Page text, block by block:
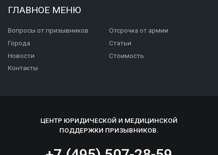
ГЛАВНОЕ МЕНЮ
Вопросы от призывников
Отсрочка от армии
Города
Статьи
Новости
Стоимость
Контакты
ЦЕНТР ЮРИДИЧЕСКОЙ И МЕДИЦИНСКОЙ
ПОДДЕРЖКИ ПРИЗЫВНИКОВ.